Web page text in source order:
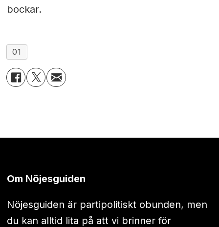
bockar.
01
Om Nöjesguiden
Nöjesguiden är partipolitiskt obunden, men
du kan alltid lita på att vi brinner för